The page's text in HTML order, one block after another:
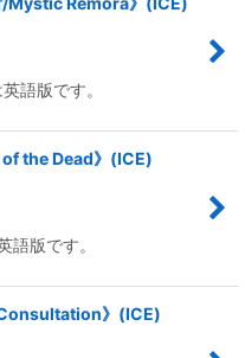
語版です。
the Dead》(ICE)
語版です。
》(ICE)